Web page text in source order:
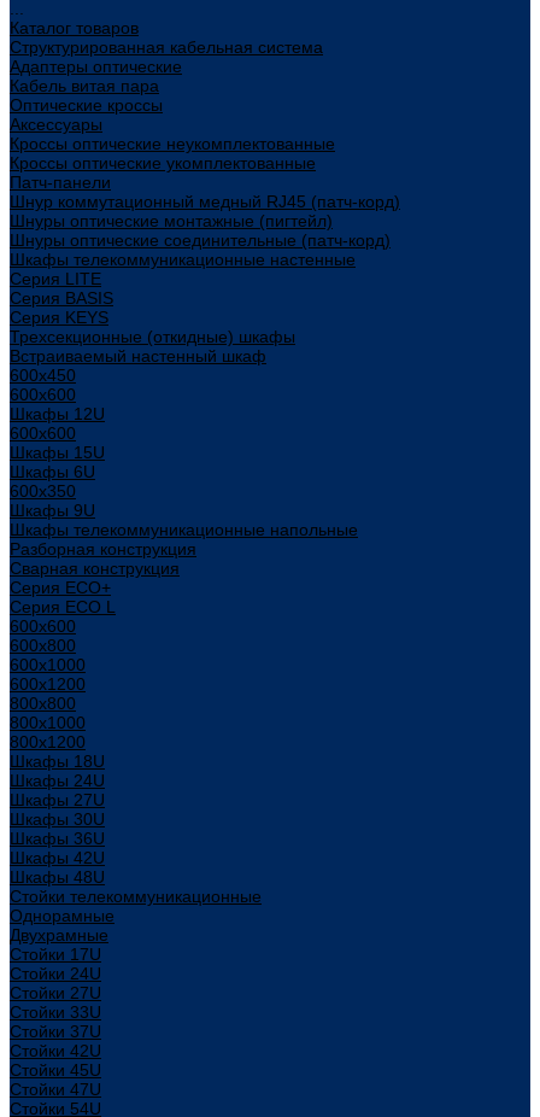
Каталог товаров
Структурированная кабельная система
Адаптеры оптические
Кабель витая пара
Оптические кроссы
Аксессуары
Кроссы оптические неукомплектованные
Кроссы оптические укомплектованные
Патч-панели
Шнур коммутационный медный RJ45 (патч-корд)
Шнуры оптические монтажные (пигтейл)
Шнуры оптические соединительные (патч-корд)
Шкафы телекоммуникационные настенные
Cерия LITE
Cерия BASIS
Cерия KEYS
Трехсекционные (откидные) шкафы
Встраиваемый настенный шкаф
600x450
600x600
Шкафы 12U
600x600
Шкафы 15U
Шкафы 6U
600x350
Шкафы 9U
Шкафы телекоммуникационные напольные
Разборная конструкция
Сварная конструкция
Серия ECO+
Серия ECO L
600x600
600x800
600х1000
600х1200
800x800
800х1000
800х1200
Шкафы 18U
Шкафы 24U
Шкафы 27U
Шкафы 30U
Шкафы 36U
Шкафы 42U
Шкафы 48U
Стойки телекоммуникационные
Однорамные
Двухрамные
Стойки 17U
Стойки 24U
Стойки 27U
Стойки 33U
Стойки 37U
Стойки 42U
Стойки 45U
Стойки 47U
Стойки 54U